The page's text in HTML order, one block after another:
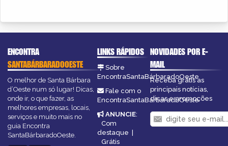
ENCONTRA
SANTABÁRBARADOOESTE
O melhor de Santa Bárbara
d’Oeste num só lugar! Dicas,
onde ir, o que fazer, as
melhores empresas, locais,
serviços e muito mais no
guia Encontra
SantaBárbaradoOeste.
LINKS RÁPIDOS
Sobre
EncontraSantaBárbaradoOeste
Fale com o
EncontraSantaBárbaradoOeste
ANUNCIE:
Com
destaque |
Grátis
NOVIDADES POR E-
MAIL
Receba grátis as
principais notícias,
dicas e promoções